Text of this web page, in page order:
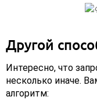
Другой
Интересно, что
несколько иначе.
алгоритм: